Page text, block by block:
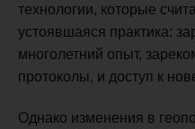
технологии, которые
устоявшаяся практика:
многолетний опыт,
протоколы, и доступ к
Однако изменения в